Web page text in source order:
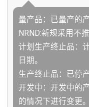
量产品：已量产的
NRND:新规采用不
计划生产终止品：
日期。
生产终止品：已停
开发中：开发中的
的情况下进行变更。